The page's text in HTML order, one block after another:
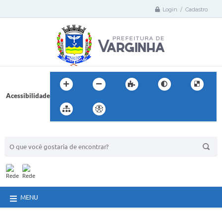
Login / Cadastro
Acessibilidade
MENU